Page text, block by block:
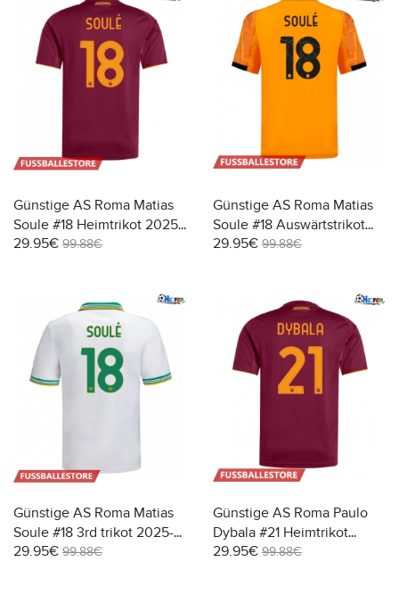
Günstige AS Roma Matias
Soule #18 Heimtrikot 2025-
26 Kurzarm
29.95€ 99.88€
Günstige AS Roma Matias
Soule #18 Auswärtstrikot
2025-26 Kurzarm
29.95€ 99.88€
Günstige AS Roma Matias
Soule #18 3rd trikot 2025-
26 Kurzarm
29.95€ 99.88€
Günstige AS Roma Paulo
Dybala #21 Heimtrikot
2025-26 Kurzarm
29.95€ 99.88€